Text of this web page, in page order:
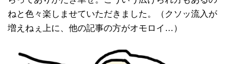
ねと色々楽しませていただきました。（クソッ流入が
増えねぇ上に、他の記事の方がオモロイ…）